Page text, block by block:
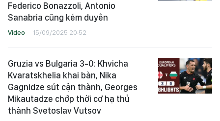
Federico Bonazzoli, Antonio
Sanabria cũng kém duyên
Video 15/09/2025 20:52
Gruzia vs Bulgaria 3-0: Khvicha
Kvaratskhelia khai bàn, Nika
Gagnidze sút cận thành, Georges
Mikautadze chớp thời cơ hạ thủ
thành Svetoslav Vutsov